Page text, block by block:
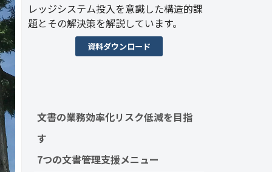
レッジシステム投入を意識した構造的課
題とその解決策を解説しています。
資料ダウンロード
文書の業務効率化リスク低減を目指
す
7つの文書管理支援メニュー